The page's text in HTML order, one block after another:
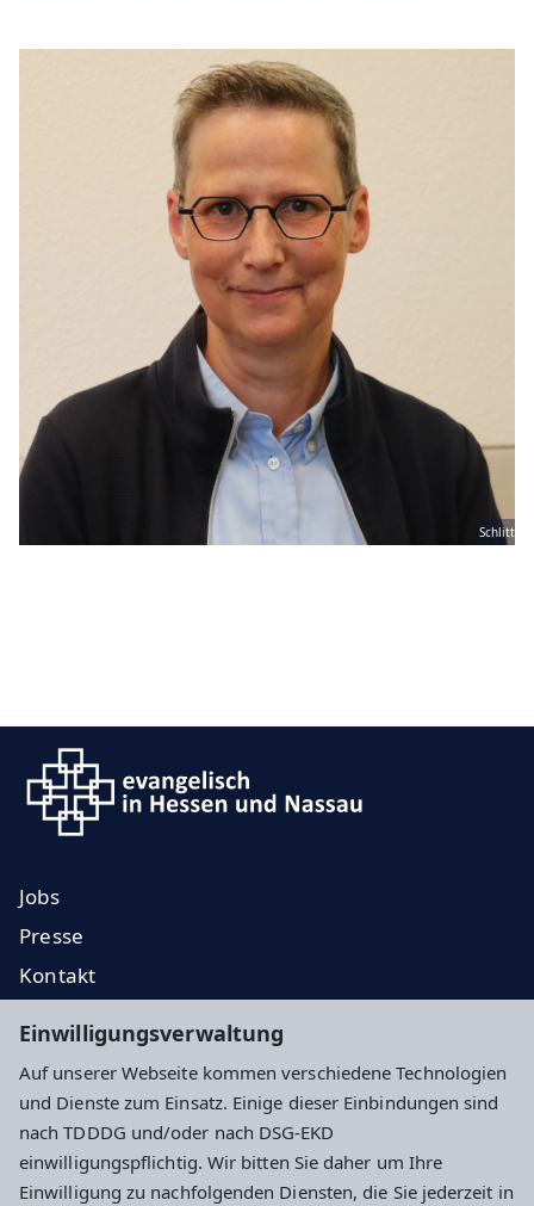
Einwilligungsverwaltung
Auf unserer Webseite kommen verschiedene Technologien
und Dienste zum Einsatz. Einige dieser Einbindungen sind
nach TDDDG und/oder nach DSG-EKD
einwilligungspflichtig. Wir bitten Sie daher um Ihre
Einwilligung zu nachfolgenden Diensten, die Sie jederzeit in
Schlitt
Jobs
Presse
Kontakt
Propstei
Impressum Datenschutz Cookie-Einstellungen